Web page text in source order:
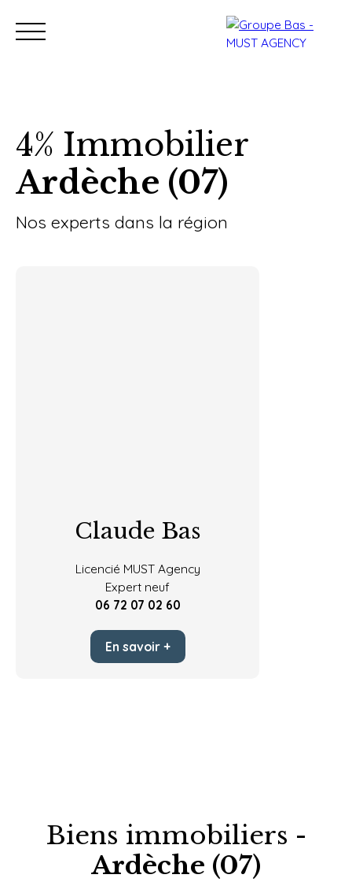
Nos bureaux Acheter Vendre
4% Immobilier
Ardèche (07)
Nos experts dans la région
Claude Bas
Licencié MUST Agency
Expert neuf
06 72 07 02 60
En savoir +
Biens immobiliers -
Ardèche (07)